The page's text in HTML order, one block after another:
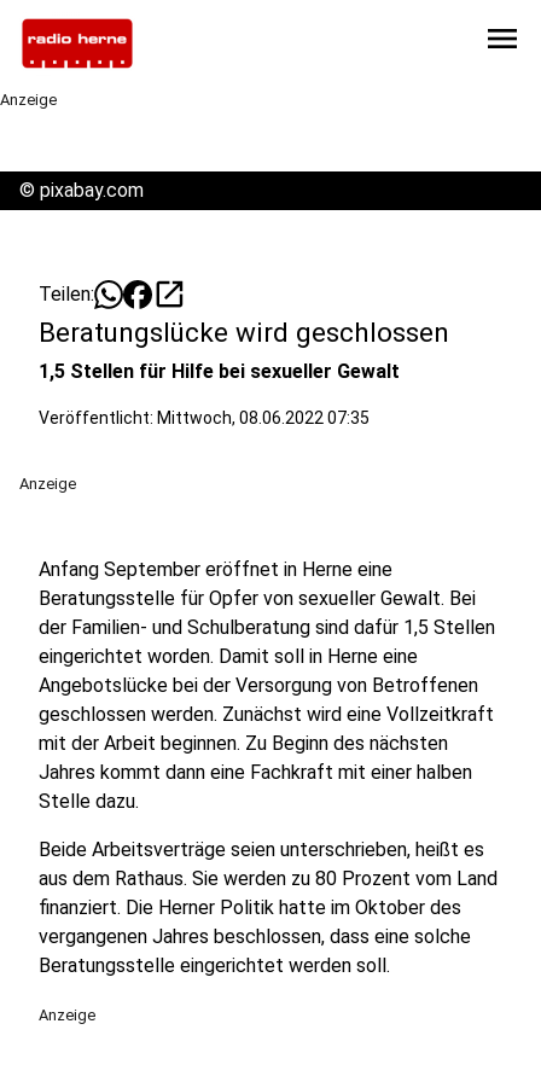
menu
Anzeige
© pixabay.com
Teilen: open_in_new
Beratungslücke wird geschlossen
1,5 Stellen für Hilfe bei sexueller Gewalt
Veröffentlicht: Mittwoch, 08.06.2022 07:35
Anzeige
Anfang September eröffnet in Herne eine
Beratungsstelle für Opfer von sexueller Gewalt. Bei
der Familien- und Schulberatung sind dafür 1,5 Stellen
eingerichtet worden. Damit soll in Herne eine
Angebotslücke bei der Versorgung von Betroffenen
geschlossen werden. Zunächst wird eine Vollzeitkraft
mit der Arbeit beginnen. Zu Beginn des nächsten
Jahres kommt dann eine Fachkraft mit einer halben
Stelle dazu.
Beide Arbeitsverträge seien unterschrieben, heißt es
aus dem Rathaus. Sie werden zu 80 Prozent vom Land
finanziert. Die Herner Politik hatte im Oktober des
vergangenen Jahres beschlossen, dass eine solche
Beratungsstelle eingerichtet werden soll.
Anzeige